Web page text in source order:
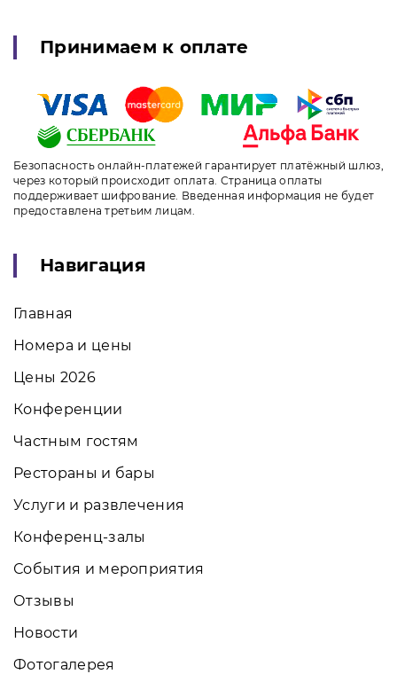
Принимаем к оплате
Безопасность онлайн-платежей гарантирует платёжный шлюз,
через который происходит оплата. Страница оплаты
поддерживает шифрование. Введенная информация не будет
предоставлена третьим лицам.
Навигация
Главная
Номера и цены
Цены 2026
Конференции
Частным гостям
Рестораны и бары
Услуги и развлечения
Конференц-залы
События и мероприятия
Отзывы
Новости
Фотогалерея